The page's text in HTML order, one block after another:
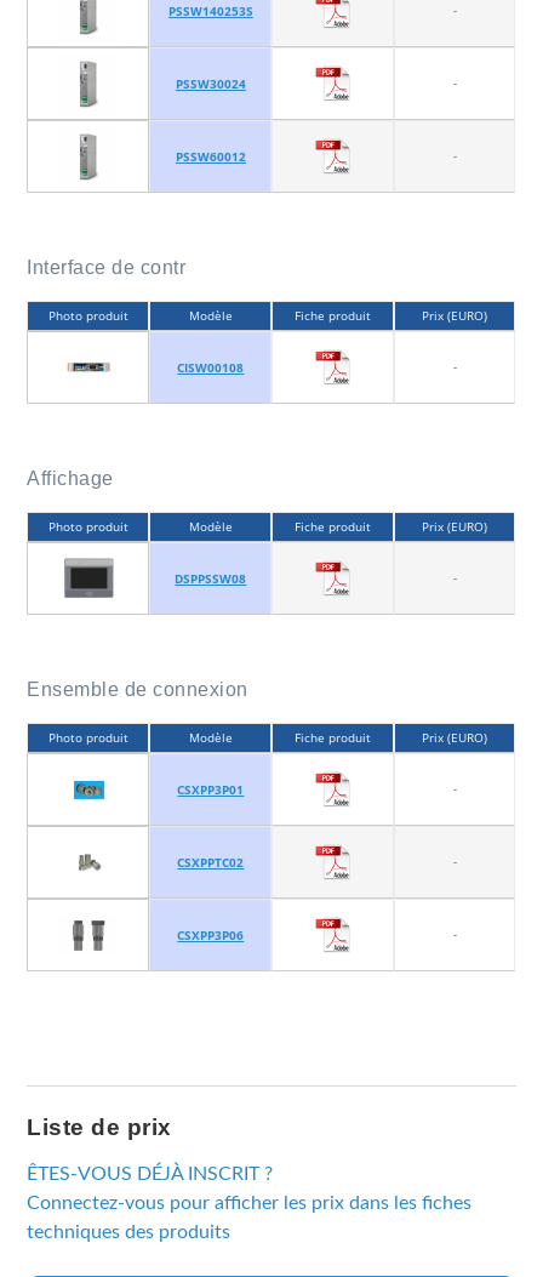
PSSW140253S -
PSSW30024 -
PSSW60012 -
Interface de contr
Photo produit Modèle Fiche produit Prix (EURO)
CISW00108 -
Affichage
Photo produit Modèle Fiche produit Prix (EURO)
DSPPSSW08 -
Ensemble de connexion
Photo produit Modèle Fiche produit Prix (EURO)
CSXPP3P01 -
CSXPPTC02 -
CSXPP3P06 -
Liste de prix
ÊTES-VOUS DÉJÀ INSCRIT ?
Connectez-vous pour afficher les prix dans les fiches
techniques des produits